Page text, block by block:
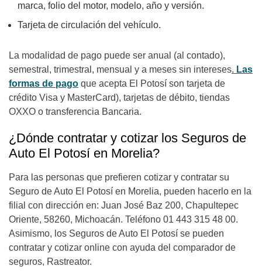
marca, folio del motor, modelo, año y versión.
Tarjeta de circulación del vehículo.
La modalidad de pago puede ser anual (al contado),
semestral, trimestral, mensual y a meses sin intereses. Las
formas de pago que acepta El Potosí son tarjeta de
crédito Visa y MasterCard), tarjetas de débito, tiendas
OXXO o transferencia Bancaria.
¿Dónde contratar y cotizar los Seguros de
Auto El Potosí en Morelia?
Para las personas que prefieren cotizar y contratar su
Seguro de Auto El Potosí en Morelia, pueden hacerlo en la
filial con dirección en: Juan José Baz 200, Chapultepec
Oriente, 58260, Michoacán. Teléfono 01 443 315 48 00.
Asimismo, los Seguros de Auto El Potosí se pueden
contratar y cotizar online con ayuda del comparador de
seguros, Rastreator.